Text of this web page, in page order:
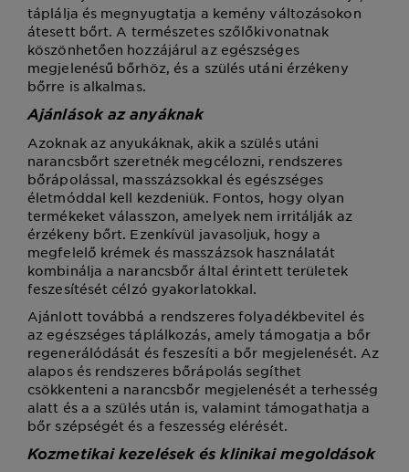
táplálja és megnyugtatja a kemény változásokon
átesett bőrt. A természetes szőlőkivonatnak
köszönhetően hozzájárul az egészséges
megjelenésű bőrhöz, és a szülés utáni érzékeny
bőrre is alkalmas.
Ajánlások az anyáknak
Azoknak az anyukáknak, akik a szülés utáni
narancsbőrt szeretnék megcélozni, rendszeres
bőrápolással, masszázsokkal és egészséges
életmóddal kell kezdeniük. Fontos, hogy olyan
termékeket válasszon, amelyek nem irritálják az
érzékeny bőrt. Ezenkívül javasoljuk, hogy a
megfelelő krémek és masszázsok használatát
kombinálja a narancsbőr által érintett területek
feszesítését célzó gyakorlatokkal.
Ajánlott továbbá a rendszeres folyadékbevitel és
az egészséges táplálkozás, amely támogatja a bőr
regenerálódását és feszesíti a bőr megjelenését. Az
alapos és rendszeres bőrápolás segíthet
csökkenteni a narancsbőr megjelenését a terhesség
alatt és a a szülés után is, valamint támogathatja a
bőr szépségét és a feszesség elérését.
Kozmetikai kezelések és klinikai megoldások